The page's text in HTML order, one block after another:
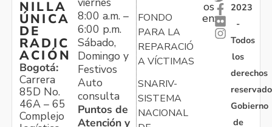
NILLA
ÚNICA
DE
RADIC
ACIÓN
Bogotá:
Carrera
85D No.
46A – 65
Complejo
8:00 a.m. –
6:00 p.m.
Sábado,
Domingo y
Festivos
Auto
consulta
Puntos de
Atención y
FONDO
PARA LA
REPARACIÓN
A VÍCTIMAS
SNARIV-
SISTEMA
NACIONAL
os
en:
2023
-
Todos
los
derechos
Gobierno
de